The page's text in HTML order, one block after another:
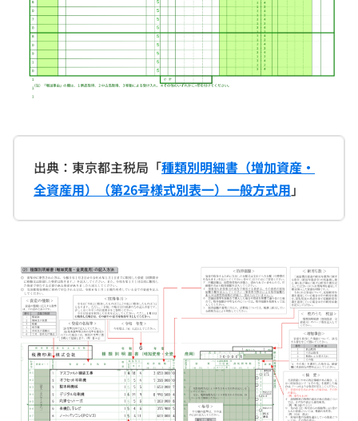
出典：東京都主税局「種類別明細書（増加資産・
全資産用）（第26号様式別表一）一般方式用 」